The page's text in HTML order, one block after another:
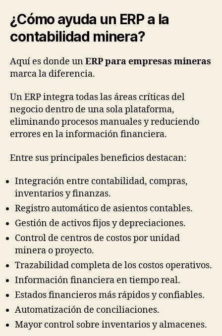
¿Cómo ayuda un ERP a la
contabilidad minera?
Aquí es donde unERP para empresas mineras
marca la diferencia.
Un ERP integra todas las áreas críticas del
negocio dentro de una sola plataforma,
eliminando procesos manuales y reduciendo
errores en la información financiera.
Entre sus principales beneficios destacan:
Integración entre contabilidad, compras,
inventarios y finanzas.
Registro automático de asientos contables.
Gestión de activos fijos y depreciaciones.
Control de centros de costos por unidad
minera o proyecto.
Trazabilidad completa de los costos operativos.
Información financiera en tiempo real.
Estados financieros más rápidos y confiables.
Automatización de conciliaciones.
Mayor control sobre inventarios y almacenes.